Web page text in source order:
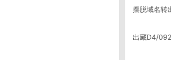
摆脱域名转
出藏D4/